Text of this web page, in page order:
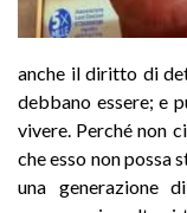
anche il diritto di
debbano essere; e
vivere. Perché non
che esso non possa
una generazione